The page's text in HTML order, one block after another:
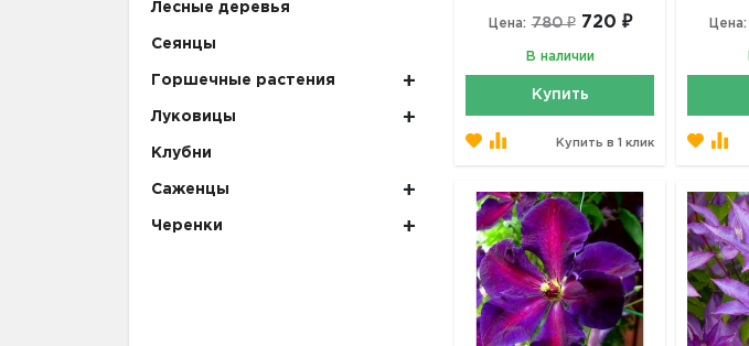
Лесные деревья
Сеянцы
Горшечные растения
Луковицы
Клубни
Саженцы
Черенки
Цена: 780 ₽ 720 ₽
В наличии
Купить
Купить в 1 клик
Цена: